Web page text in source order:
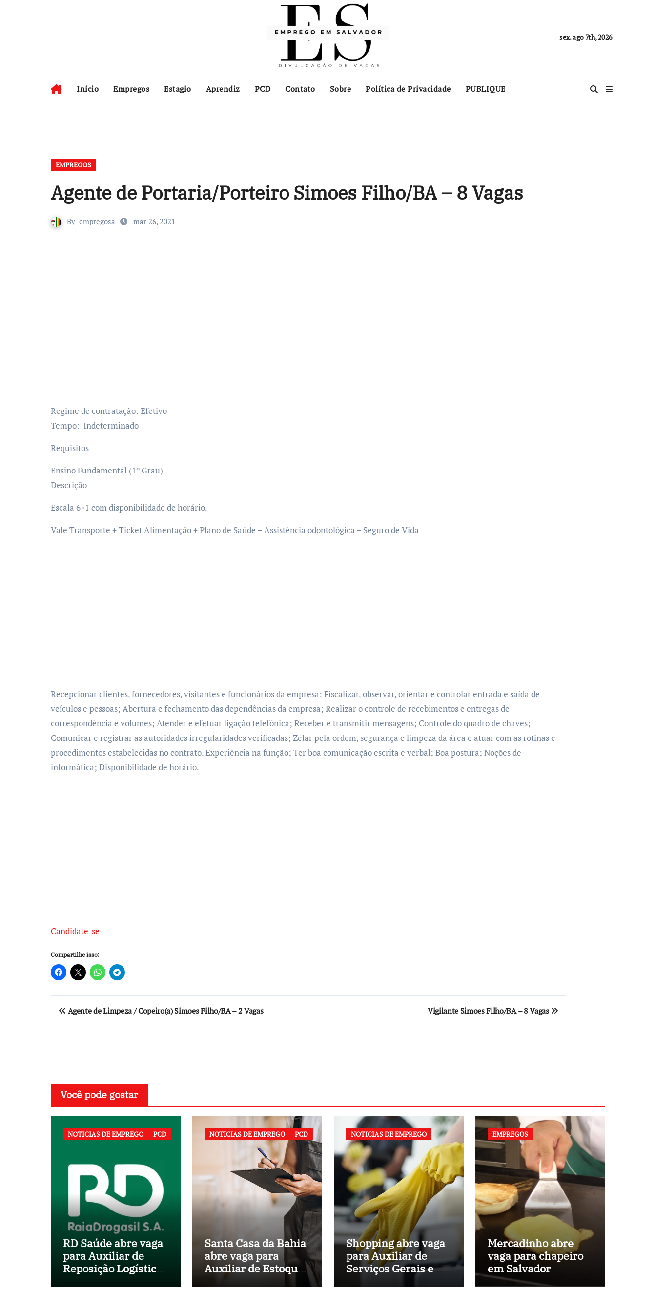
sex. ago 7th, 2026
Início Empregos Estagio Aprendiz PCD Contato Sobre Política de Privacidade PUBLIQUE
EMPREGOS
Agente de Portaria/Porteiro Simoes Filho/BA – 8 Vagas
By empregosa mar 26, 2021
Regime de contratação: Efetivo
Tempo: Indeterminado
Requisitos
Ensino Fundamental (1º Grau)
Descrição
Escala 6×1 com disponibilidade de horário.
Vale Transporte + Ticket Alimentação + Plano de Saúde + Assistência odontológica + Seguro de Vida
Recepcionar clientes, fornecedores, visitantes e funcionários da empresa; Fiscalizar, observar, orientar e controlar entrada e saída de
veículos e pessoas; Abertura e fechamento das dependências da empresa; Realizar o controle de recebimentos e entregas de
correspondência e volumes; Atender e efetuar ligação telefônica; Receber e transmitir mensagens; Controle do quadro de chaves;
Comunicar e registrar as autoridades irregularidades verificadas; Zelar pela ordem, segurança e limpeza da área e atuar com as rotinas e
procedimentos estabelecidas no contrato. Experiência na função; Ter boa comunicação escrita e verbal; Boa postura; Noções de
informática; Disponibilidade de horário.
Candidate-se
Compartilhe isso:
Navegação
Agente de Limpeza / Copeiro(a) Simoes Filho/BA – 2 Vagas Vigilante Simoes Filho/BA – 8 Vagas
Você pode gostar
NOTICIAS DE EMPREGO PCD
RD Saúde abre vaga
para Auxiliar de
Reposição Logística
NOTICIAS DE EMPREGO PCD
Santa Casa da Bahia
abre vaga para
Auxiliar de Estoque
NOTICIAS DE EMPREGO
Shopping abre vaga
para Auxiliar de
Serviços Gerais em
EMPREGOS
Mercadinho abre
vaga para chapeiro
em Salvador